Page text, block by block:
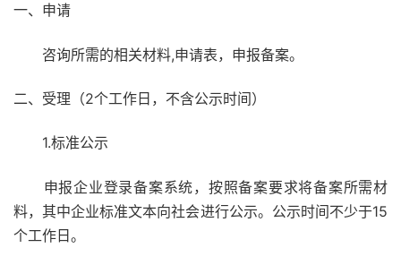
一、申请
咨询所需的相关材料,申请表，申报备案。
二、受理（2个工作日，不含公示时间）
1.标准公示
申报企业登录备案系统，按照备案要求将备案所需材
料，其中企业标准文本向社会进行公示。公示时间不少于15
个工作日。